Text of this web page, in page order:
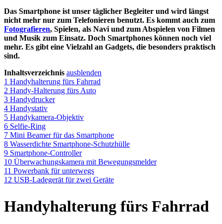
Das Smartphone ist unser täglicher Begleiter und wird längst
nicht mehr nur zum Telefonieren benutzt. Es kommt auch zum
Fotografieren, Spielen, als Navi und zum Abspielen von Filmen
und Musik zum Einsatz. Doch Smartphones können noch viel
mehr. Es gibt eine Vielzahl an Gadgets, die besonders praktisch
sind.
Inhaltsverzeichnis ausblenden
1 Handyhalterung fürs Fahrrad
2 Handy-Halterung fürs Auto
3 Handydrucker
4 Handystativ
5 Handykamera-Objektiv
6 Selfie-Ring
7 Mini Beamer für das Smartphone
8 Wasserdichte Smartphone-Schutzhülle
9 Smartphone-Controller
10 Überwachungskamera mit Bewegungsmelder
11 Powerbank für unterwegs
12 USB-Ladegerät für zwei Geräte
Handyhalterung fürs Fahrrad